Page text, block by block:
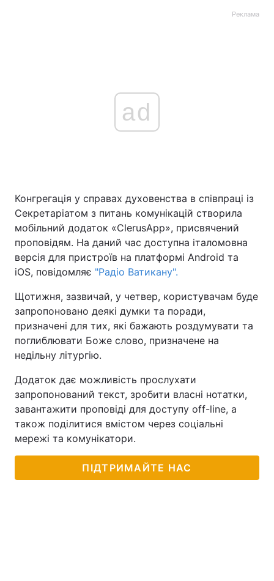
Реклама
ad
Конгрегація у справах духовенства в співпраці із
Секретаріатом з питань комунікацій створила
мобільний додаток «ClerusApp», присвячений
проповідям. На даний час доступна італомовна
версія для пристроїв на платформі Android та
iOS, повідомляє "Радіо Ватикану".
Щотижня, зазвичай, у четвер, користувачам буде
запропоновано деякі думки та поради,
призначені для тих, які бажають роздумувати та
поглиблювати Боже слово, призначене на
недільну літургію.
Додаток дає можливість прослухати
запропонований текст, зробити власні нотатки,
завантажити проповіді для доступу off-line, а
також поділитися вмістом через соціальні
мережі та комунікатори.
ПІДТРИМАЙТЕ НАС